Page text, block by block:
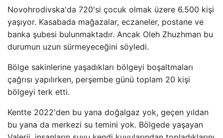
Novohrodivska'da 720'si çocuk olmak üzere 6.500 kişi
yaşıyor. Kasabada mağazalar, eczaneler, postane ve
banka şubesi bulunmaktadır. Ancak Oleh Zhuzhman bu
durumun uzun sürmeyeceğini söyledi.
Bölge sakinlerine yaşadıkları bölgeyi boşaltmaları
çağrısı yapılırken, perşembe günü toplam 20 kişi
bölgeyi terk etti.
Kentte 2022'den bu yana doğalgaz yok, geçen yıldan
bu yana da merkezi su temini yok. Bölgede yaşayan